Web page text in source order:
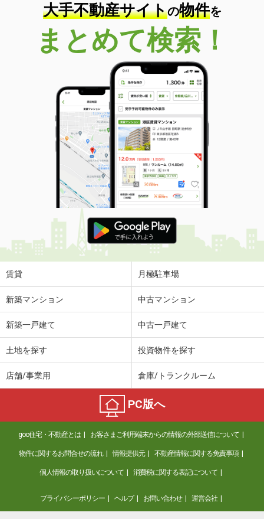
大手不動産サイトの物件を
まとめて検索！
賃貸 月極駐車場
新築マンション 中古マンション
新築一戸建て 中古一戸建て
土地を探す 投資物件を探す
店舗/事業用 倉庫/トランクルーム
PC版へ
goo住宅・不動産とは お客さまご利用端末からの情報の外部送信について
物件に関するお問合せの流れ 情報提供元 不動産情報に関する免責事項
個人情報の取り扱いについて 消費税に関する表記について
プライバシーポリシー ヘルプ お問い合わせ 運営会社